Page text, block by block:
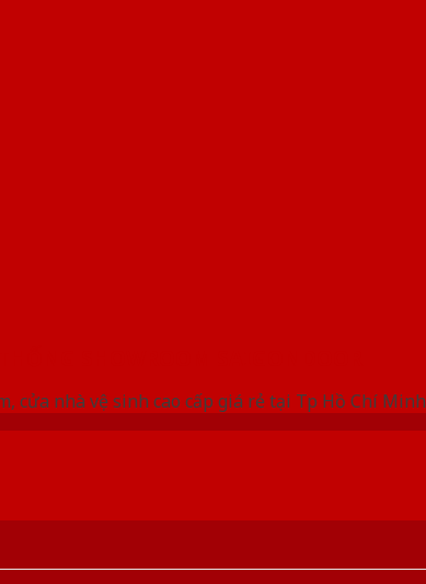
cửa nhà vệ sinh cao cấp giá rẻ tại Tp Hồ Chí Minh